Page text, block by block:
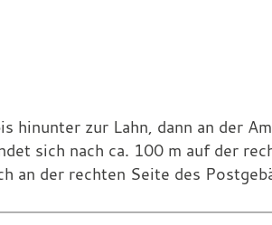
hinunter zur Lahn, dann an der
sich nach ca. 100 m auf der
an der rechten Seite des